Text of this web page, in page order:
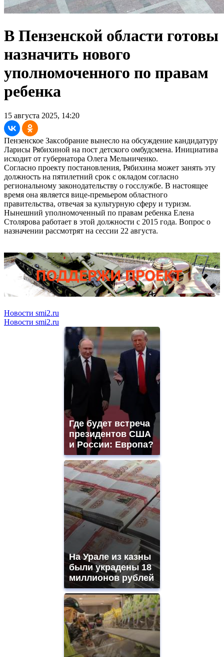
В Пензенской области готовы
назначить нового
уполномоченного по правам
ребенка
15 августа 2025, 14:20
Пензенское Заксобрание вынесло на обсуждение кандидатуру
Ларисы Рябихиной на пост детского омбудсмена. Инициатива
исходит от губернатора Олега Мельниченко.
Согласно проекту постановления, Рябихина может занять эту
должность на пятилетний срок с окладом согласно
региональному законодательству о госслужбе. В настоящее
время она является вице-премьером областного
правительства, отвечая за культурную сферу и туризм.
Нынешний уполномоченный по правам ребенка Елена
Столярова работает в этой должности с 2015 года. Вопрос о
назначении рассмотрят на сессии 22 августа.
Новости smi2.ru
Новости smi2.ru
Где будет встреча
президентов США
и России: Европа?
На Урале из казны
были украдены 18
миллионов рублей